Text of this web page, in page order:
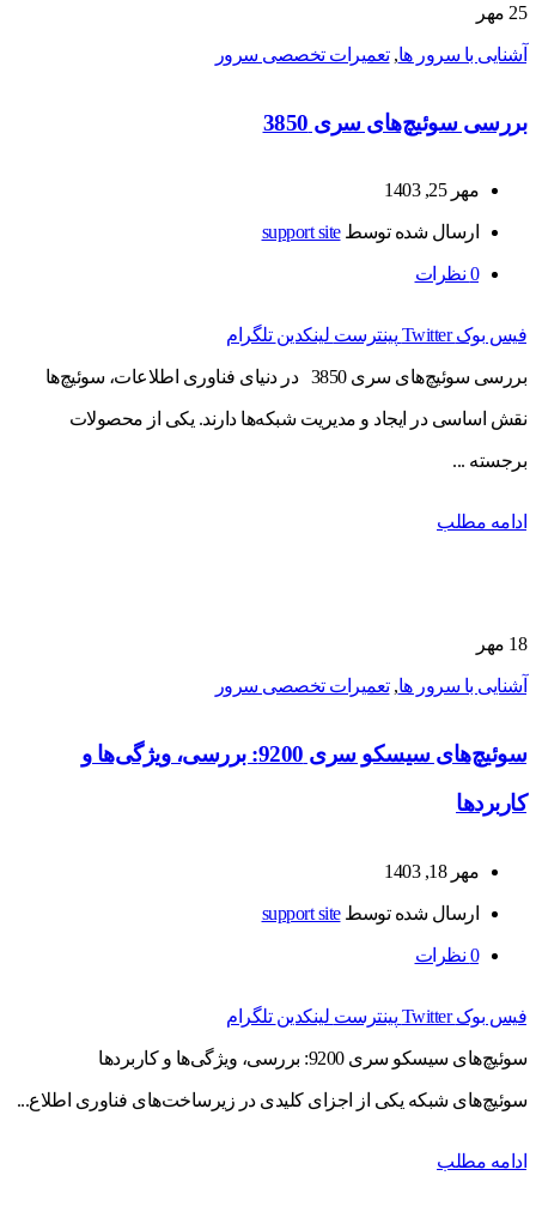
25 مهر
آشنایی با سرور ها,تعمیرات تخصصی سرور
بررسی سوئیچ‌های سری 3850
مهر 25, 1403
ارسال شده توسطsupport site
0 نظرات
فیس بوک Twitter پینترست لینکدین تلگرام
بررسی سوئیچ‌های سری 3850 در دنیای فناوری اطلاعات، سوئیچ‌ها
نقش اساسی در ایجاد و مدیریت شبکه‌ها دارند. یکی از محصولات
برجسته ...
ادامه مطلب
18 مهر
آشنایی با سرور ها,تعمیرات تخصصی سرور
سوئیچ‌های سیسکو سری 9200: بررسی، ویژگی‌ها و
کاربردها
مهر 18, 1403
ارسال شده توسطsupport site
0 نظرات
فیس بوک Twitter پینترست لینکدین تلگرام
سوئیچ‌های سیسکو سری 9200: بررسی، ویژگی‌ها و کاربردها
سوئیچ‌های شبکه یکی از اجزای کلیدی در زیرساخت‌های فناوری اطلاع...
ادامه مطلب